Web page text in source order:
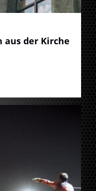
der Kirche